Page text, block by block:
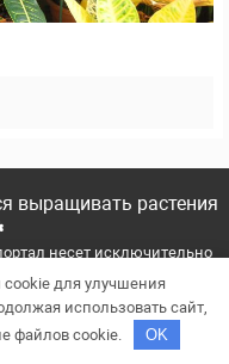
выращивать растения
несет исключительно
команда|Контакты |О нас
cookie для улучшения
использовать сайт,
файлов cookie.
OK